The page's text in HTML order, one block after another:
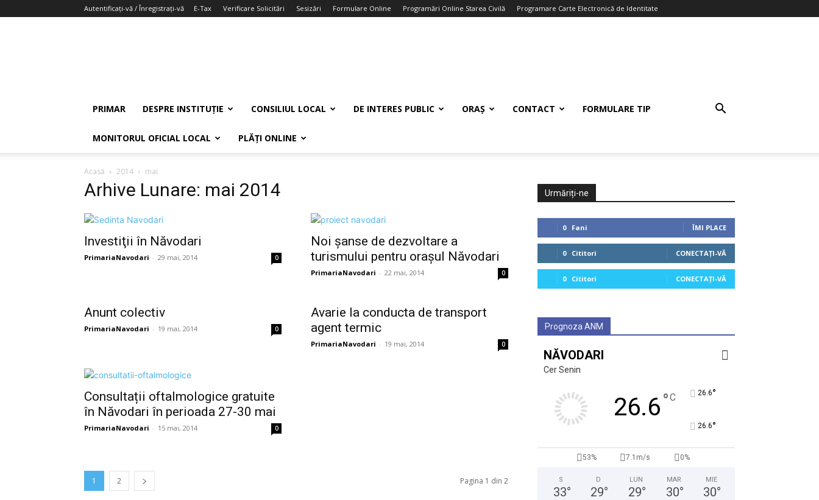
Autentificați-vă / Înregistrați-vă E-Tax Verificare Solicitări Sesizări Formulare Online Programări Online Starea Civilă Programare Carte Electronică de Identitate
PRIMAR DESPRE INSTITUȚIE CONSILIUL LOCAL DE INTERES PUBLIC ORAȘ CONTACT FORMULARE TIP
MONITORUL OFICIAL LOCAL PLĂȚI ONLINE
Acasă 2014 mai
Arhive Lunare: mai 2014
Investiţii în Năvodari
PrimariaNavodari - 29 mai, 2014 0
Noi șanse de dezvoltare a
turismului pentru orașul Năvodari
PrimariaNavodari - 22 mai, 2014 0
Anunt colectiv
PrimariaNavodari - 19 mai, 2014 0
Avarie la conducta de transport
agent termic
PrimariaNavodari - 19 mai, 2014 0
Consultații oftalmologice gratuite
în Năvodari în perioada 27-30 mai
PrimariaNavodari - 15 mai, 2014 0
1 2 Pagina 1 din 2
Urmăriți-ne
0 Fani ÎMI PLACE
0 Cititori CONECTAȚI-VĂ
0 Cititori CONECTAȚI-VĂ
Prognoza ANM
NĂVODARI
Cer Senin
26.6°C 26.6°
26.6°
53% 7.1m/s 0%
S
33°
D
29°
LUN
29°
MAR
30°
MIE
30°